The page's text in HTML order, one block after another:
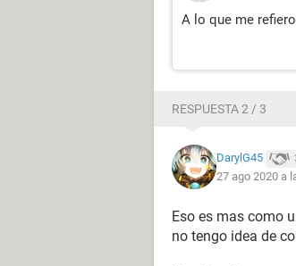
A lo que me
RESPUESTA 2 / 3
DarylG45
27 ago 2020 a
Eso es mas como
no tengo idea de